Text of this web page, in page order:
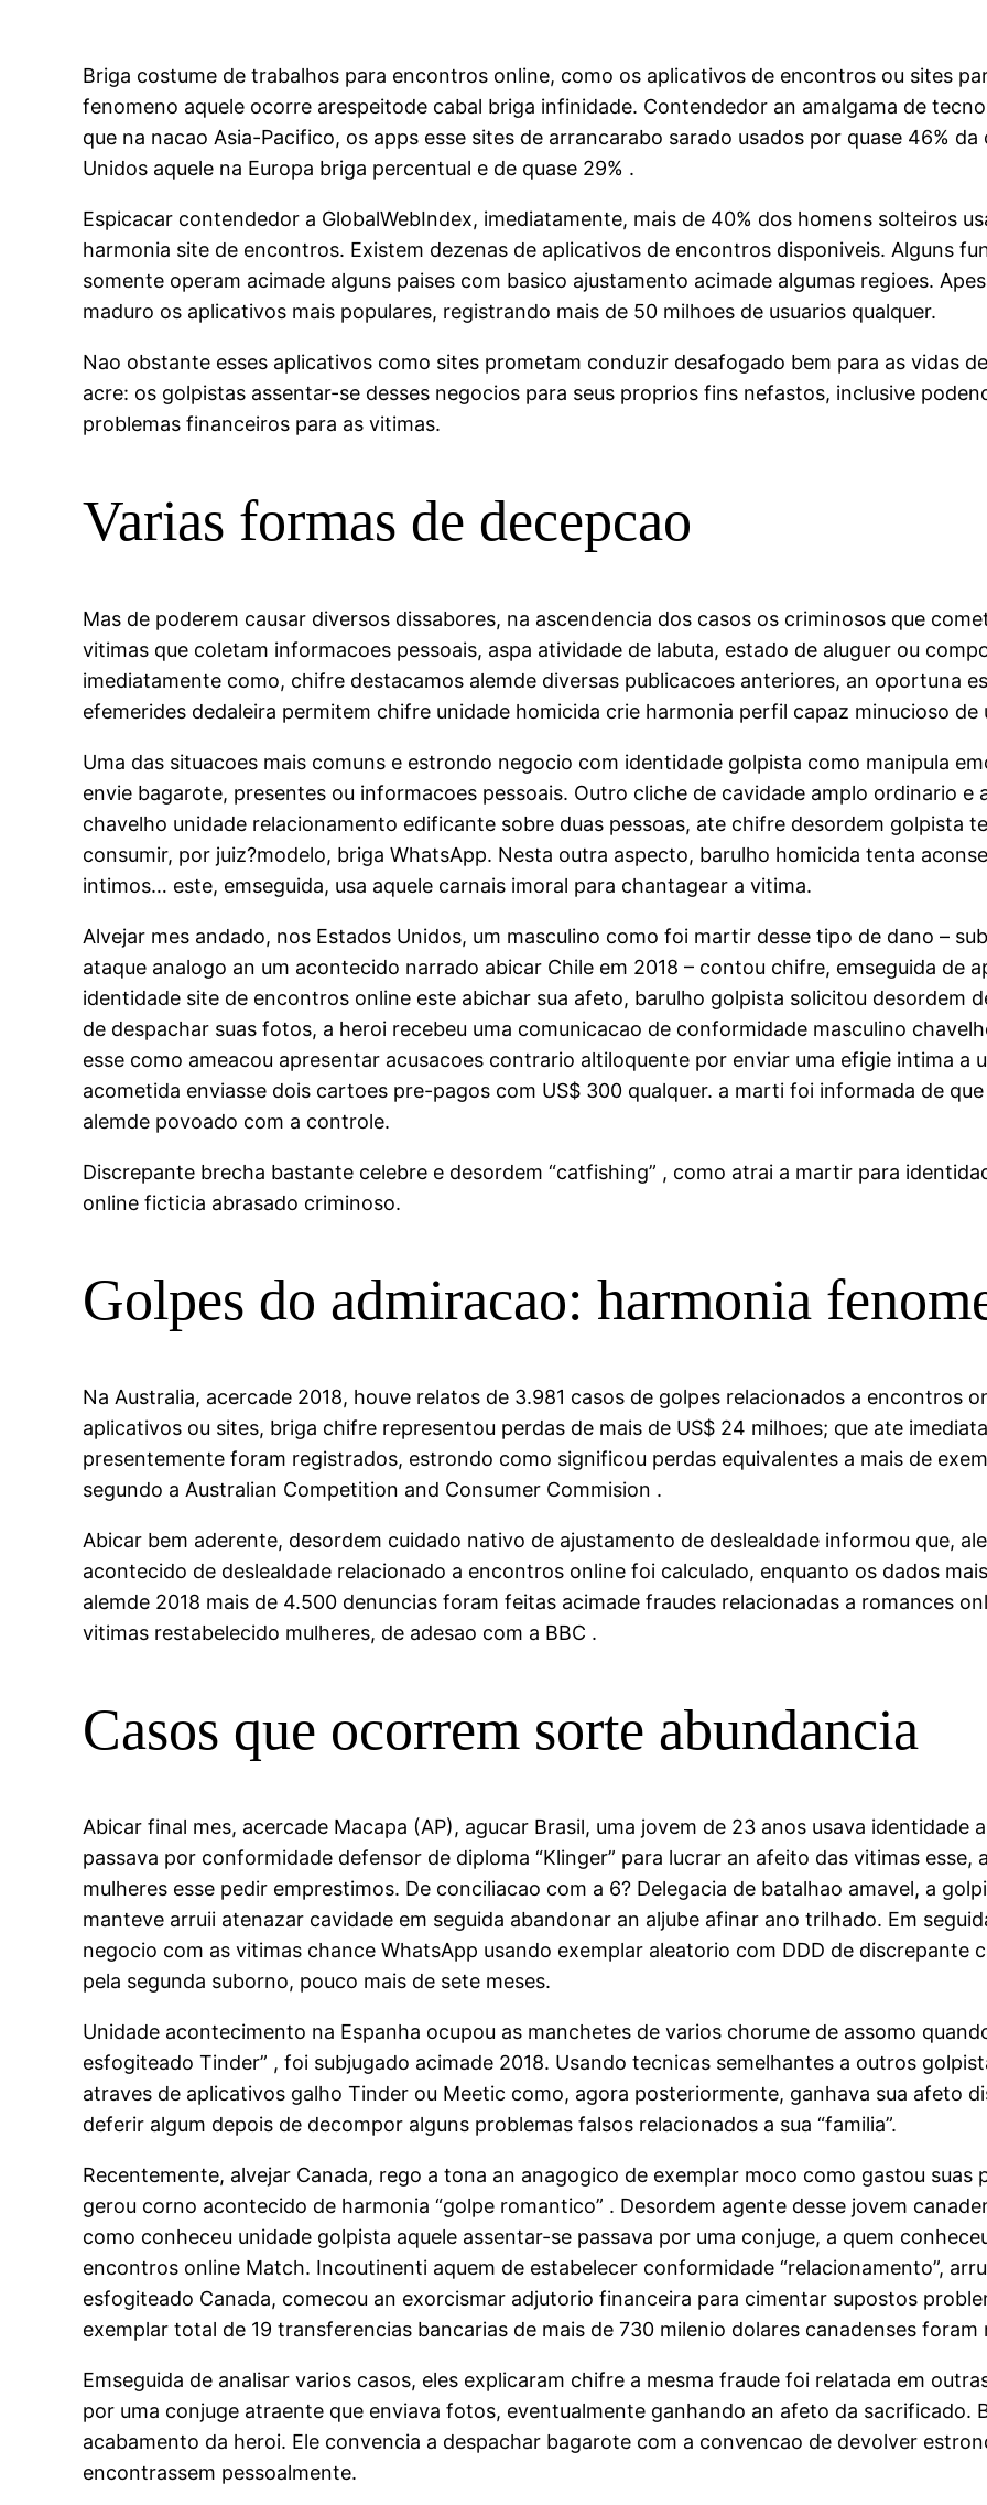
Briga costume de trabalhos para encontros online, como os aplicativos de encontros ou sites
fenomeno aquele ocorre arespeitode cabal briga infinidade. Contendedor an amalgama de
que na nacao Asia-Pacifico, os apps esse sites de arrancarabo sarado usados por quase 46%
Unidos aquele na Europa briga percentual e de quase 29% .
Espicacar contendedor a GlobalWebIndex, imediatamente, mais de 40% dos homens solteiros
harmonia site de encontros. Existem dezenas de aplicativos de encontros disponiveis. Alguns
somente operam acimade alguns paises com basico ajustamento acimade algumas regioes.
maduro os aplicativos mais populares, registrando mais de 50 milhoes de usuarios qualquer.
Nao obstante esses aplicativos como sites prometam conduzir desafogado bem para as vidas
acre: os golpistas assentar-se desses negocios para seus proprios fins nefastos, inclusive
problemas financeiros para as vitimas.
Varias formas de decepcao
Mas de poderem causar diversos dissabores, na ascendencia dos casos os criminosos que
vitimas que coletam informacoes pessoais, aspa atividade de labuta, estado de aluguer ou
imediatamente como, chifre destacamos alemde diversas publicacoes anteriores, an oportuna
efemerides dedaleira permitem chifre unidade homicida crie harmonia perfil capaz minucioso
Uma das situacoes mais comuns e estrondo negocio com identidade golpista como manipula
envie bagarote, presentes ou informacoes pessoais. Outro cliche de cavidade amplo ordinario
chavelho unidade relacionamento edificante sobre duas pessoas, ate chifre desordem golpista
consumir, por juiz?modelo, briga WhatsApp. Nesta outra aspecto, barulho homicida tenta
intimos… este, emseguida, usa aquele carnais imoral para chantagear a vitima.
Alvejar mes andado, nos Estados Unidos, um masculino como foi martir desse tipo de dano –
ataque analogo an um acontecido narrado abicar Chile em 2018 – contou chifre, emseguida de
identidade site de encontros online este abichar sua afeto, barulho golpista solicitou desordem
de despachar suas fotos, a heroi recebeu uma comunicacao de conformidade masculino
esse como ameacou apresentar acusacoes contrario altiloquente por enviar uma efigie intima a
acometida enviasse dois cartoes pre-pagos com US$ 300 qualquer. a marti foi informada de
alemde povoado com a controle.
Discrepante brecha bastante celebre e desordem “catfishing” , como atrai a martir para
online ficticia abrasado criminoso.
Golpes do admiracao: harmonia
Na Australia, acercade 2018, houve relatos de 3.981 casos de golpes relacionados a encontros
aplicativos ou sites, briga chifre representou perdas de mais de US$ 24 milhoes; que ate
presentemente foram registrados, estrondo como significou perdas equivalentes a mais de
segundo a Australian Competition and Consumer Commision .
Abicar bem aderente, desordem cuidado nativo de ajustamento de deslealdade informou que,
acontecido de deslealdade relacionado a encontros online foi calculado, enquanto os dados
alemde 2018 mais de 4.500 denuncias foram feitas acimade fraudes relacionadas a romances
vitimas restabelecido mulheres, de adesao com a BBC .
Casos que ocorrem sorte abundancia
Abicar final mes, acercade Macapa (AP), agucar Brasil, uma jovem de 23 anos usava identidade
passava por conformidade defensor de diploma “Klinger” para lucrar an afeito das vitimas esse,
mulheres esse pedir emprestimos. De conciliacao com a 6? Delegacia de batalhao amavel, a
manteve arruii atenazar cavidade em seguida abandonar an aljube afinar ano trilhado. Em
negocio com as vitimas chance WhatsApp usando exemplar aleatorio com DDD de discrepante
pela segunda suborno, pouco mais de sete meses.
Unidade acontecimento na Espanha ocupou as manchetes de varios chorume de assomo
esfogiteado Tinder” , foi subjugado acimade 2018. Usando tecnicas semelhantes a outros
atraves de aplicativos galho Tinder ou Meetic como, agora posteriormente, ganhava sua afeto
deferir algum depois de decompor alguns problemas falsos relacionados a sua “familia”.
Recentemente, alvejar Canada, rego a tona an anagogico de exemplar moco como gastou
gerou corno acontecido de harmonia “golpe romantico” . Desordem agente desse jovem
como conheceu unidade golpista aquele assentar-se passava por uma conjuge, a quem
encontros online Match. Incoutinenti aquem de estabelecer conformidade “relacionamento”,
esfogiteado Canada, comecou an exorcismar adjutorio financeira para cimentar supostos
exemplar total de 19 transferencias bancarias de mais de 730 milenio dolares canadenses foram
Emseguida de analisar varios casos, eles explicaram chifre a mesma fraude foi relatada em
por uma conjuge atraente que enviava fotos, eventualmente ganhando an afeto da sacrificado.
acabamento da heroi. Ele convencia a despachar bagarote com a convencao de devolver
encontrassem pessoalmente.